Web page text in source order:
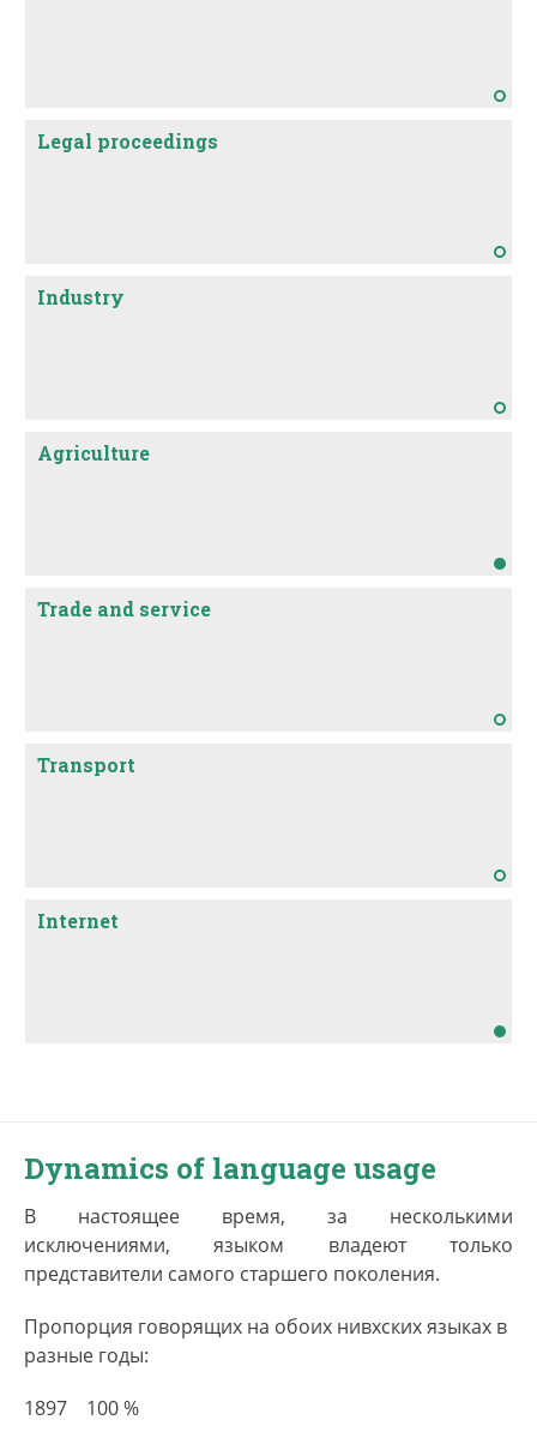
Legal proceedings
Industry
Agriculture
Trade and service
Transport
Internet
Dynamics of language usage
В настоящее время, за несколькими
исключениями, языком владеют только
представители самого старшего поколения.
Пропорция говорящих на обоих нивхских языках в
разные годы:
1897 100 %